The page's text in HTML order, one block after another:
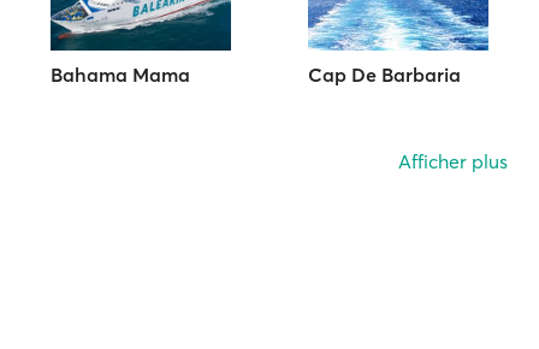
Bahama Mama Cap De Barbaria
Afficher plus